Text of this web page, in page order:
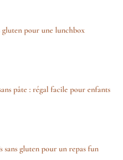
gluten pour une lunchbox
pâte : régal facile pour enfants
sans gluten pour un repas fun